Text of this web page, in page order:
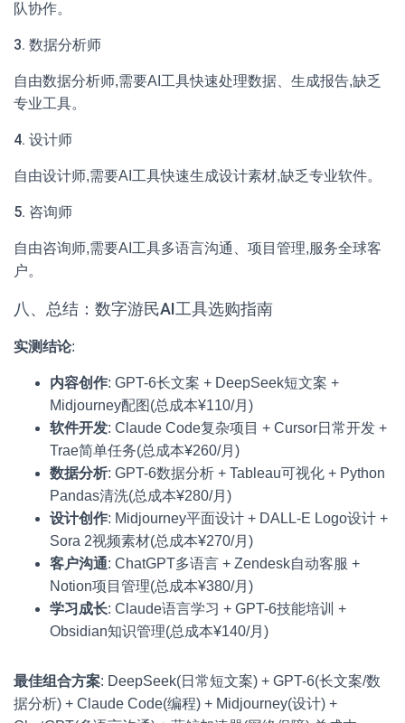
队协作。
3. 数据分析师
自由数据分析师,需要AI工具快速处理数据、生成报告,缺乏
专业工具。
4. 设计师
自由设计师,需要AI工具快速生成设计素材,缺乏专业软件。
5. 咨询师
自由咨询师,需要AI工具多语言沟通、项目管理,服务全球客
户。
八、总结：数字游民AI工具选购指南
实测结论:
内容创作: GPT-6长文案 + DeepSeek短文案 +
Midjourney配图(总成本¥110/月)
软件开发: Claude Code复杂项目 + Cursor日常开发 +
Trae简单任务(总成本¥260/月)
数据分析: GPT-6数据分析 + Tableau可视化 + Python
Pandas清洗(总成本¥280/月)
设计创作: Midjourney平面设计 + DALL-E Logo设计 +
Sora 2视频素材(总成本¥270/月)
客户沟通: ChatGPT多语言 + Zendesk自动客服 +
Notion项目管理(总成本¥380/月)
学习成长: Claude语言学习 + GPT-6技能培训 +
Obsidian知识管理(总成本¥140/月)
最佳组合方案: DeepSeek(日常短文案) + GPT-6(长文案/数
据分析) + Claude Code(编程) + Midjourney(设计) +